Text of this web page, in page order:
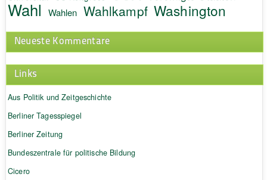
Wahl Wahlen Wahlkampf Washington
Neueste Kommentare
Links
Aus Politik und Zeitgeschichte
Berliner Tagesspiegel
Berliner Zeitung
Bundeszentrale für politische Bildung
Cicero